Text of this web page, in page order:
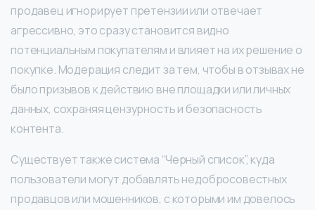
продавец игнорирует претензии или отвечает
агрессивно, это сразу становится видно
потенциальным покупателям и влияет на их решение о
покупке. Модерация следит за тем, чтобы в отзывах не
было призывов к действию вне площадки или личных
данных, сохраняя цензурность и безопасность
контента.
Существует также система “Черный список”, куда
пользователи могут добавлять недобросовестных
продавцов или мошенников, с которыми им довелось